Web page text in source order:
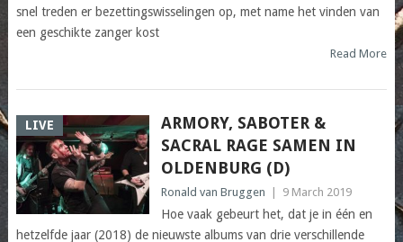
snel treden er bezettingswisselingen op, met name het vinden van
een geschikte zanger kost
Read More
LIVE
ARMORY, SABOTER &
SACRAL RAGE SAMEN IN
OLDENBURG (D)
Ronald van Bruggen 9 March 2019
Hoe vaak gebeurt het, dat je in één en
hetzelfde jaar (2018) de nieuwste albums van drie verschillende